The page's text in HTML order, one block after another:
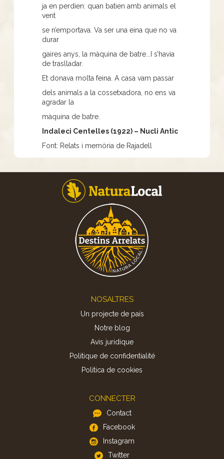
ja en perdien: quan batien amb animals el
vent
se n’emportava. Va ser una eina que no va
durar
gaires anys, la màquina de batre...I s’havia
de traslladar.
Et donava molta feina. A casa vam passar
dels animals a la cossetxadora, no ens va
agradar la
màquina de batre.
Indaleci Centelles (1922) – Nucli Antic
Font: Relats i memòria de Rajadell
NOSALTRES
Un projecte de país
Notre blog
Avis juridique
Politique de confidentialité
Politica de cookies
CONNECTER
Contact
Facebook
Instagram
Twitter